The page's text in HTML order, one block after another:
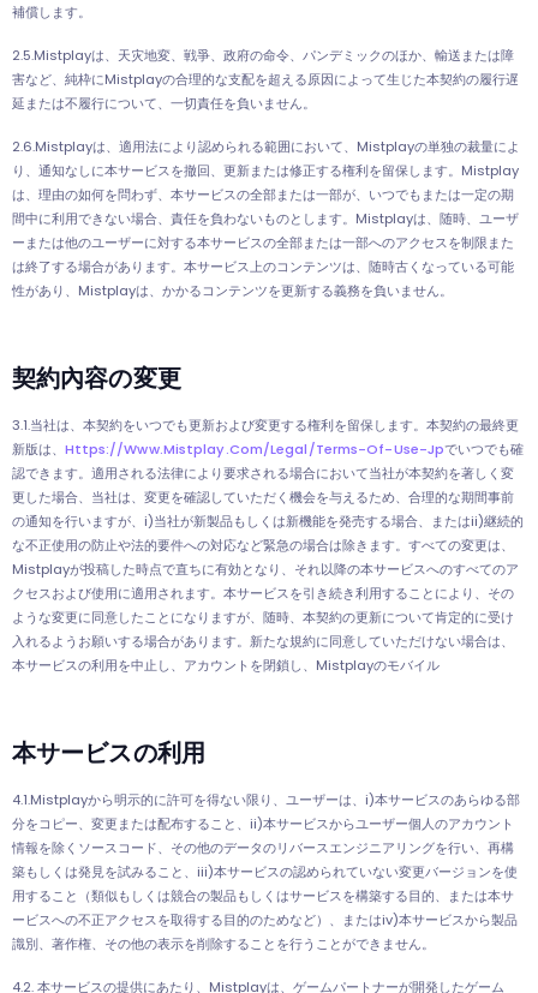
補償します。
2.5.Mistplayは、天灾地変、戦爭、政府の命令、パンデミックのほか、輸送または障
害など、純枠にMistplayの合理的な支配を超える原因によって生じた本契約の履行遅
延または不履行について、一切責任を負いません。
2.6.Mistplayは、適用法により認められる範囲において、Mistplayの単独の裁量によ
り、通知なしに本サービスを撤回、更新または修正する権利を留保します。Mistplay
は、理由の如何を問わず、本サービスの全部または一部が、いつでもまたは一定の期
間中に利用できない場合、責任を負わないものとします。Mistplayは、随時、ユーザ
ーまたは他のユーザーに対する本サービスの全部または一部へのアクセスを制限また
は終了する場合があります。本サービス上のコンテンツは、随時古くなっている可能
性があり、Mistplayは、かかるコンテンツを更新する義務を負いません。
契約內容の変更
3.1.当社は、本契約をいつでも更新および変更する権利を留保します。本契約の最終更
新版は、 Https://www.mistplay.com/legal/terms-Of-Use-Jpでいつでも確
認できます。適用される法律により要求される場合において当社が本契約を著しく変
更した場合、当社は、変更を確認していただく機会を与えるため、合理的な期間事前
の通知を行いますが、i)当社が新製品もしくは新機能を発売する場合、またはii)継続的
な不正使用の防止や法的要件への対応など緊急の場合は除きます。すべての変更は、
Mistplayが投稿した時点で直ちに有効となり、それ以降の本サービスへのすべてのア
クセスおよび使用に適用されます。本サービスを引き続き利用することにより、その
ような変更に同意したことになりますが、随時、本契約の更新について肯定的に受け
入れるようお願いする場合があります。新たな規約に同意していただけない場合は、
本サービスの利用を中止し、アカウントを閉鎖し、Mistplayのモバイル
本サービスの利用
4.1.Mistplayから明示的に許可を得ない限り、ユーザーは、i)本サービスのあらゆる部
分をコピー、変更または配布すること、ii)本サービスからユーザー個人のアカウント
情報を除くソースコード、その他のデータのリバースエンジニアリングを行い、再構
築もしくは発見を試みること、iii)本サービスの認められていない変更バージョンを使
用すること（類似もしくは競合の製品もしくはサービスを構築する目的、または本サ
ービスへの不正アクセスを取得する目的のためなど）、またはiv)本サービスから製品
識別、著作権、その他の表示を削除することを行うことができません。
4.2. 本サービスの提供にあたり、Mistplayは、ゲームパートナーが開発したゲーム